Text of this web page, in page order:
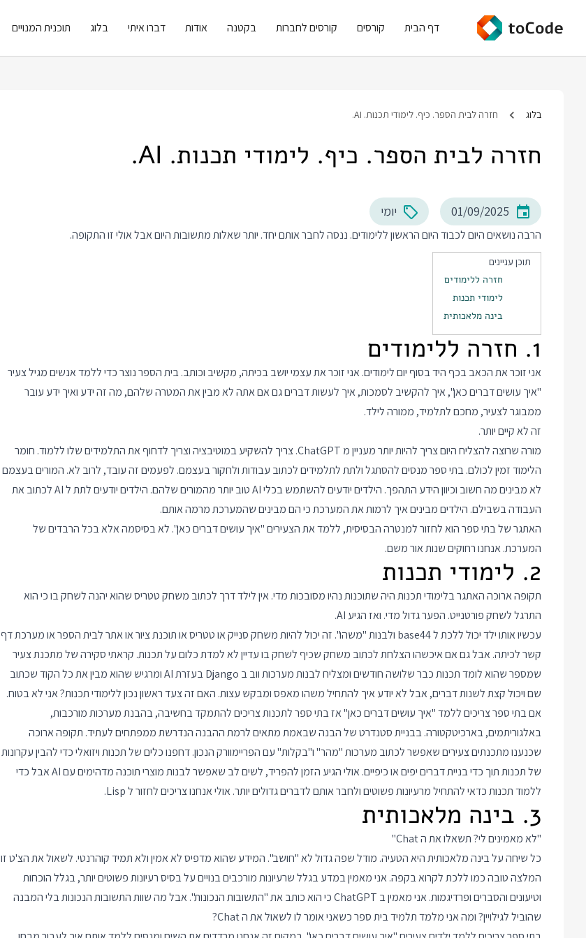
דף הבית קורסים קורסים לחברות בקטנה אודות דברו איתי בלוג תוכנית המנויים
בלוג חזרה לבית הספר. כיף. לימודי תכנות. AI.
חזרה לבית הספר. כיף. לימודי תכנות. AI.
01/09/2025 יומי
הרבה נושאים היום לכבוד היום הראשון ללימודים. ננסה לחבר אותם יחד. יותר שאלות מתשובות היום אבל אולי זו התקופה.
תוכן עניינים
חזרה ללימודים
לימודי תכנות
בינה מלאכותית
1. חזרה ללימודים
אני זוכר את הכאב בכף היד בסוף יום לימודים. אני זוכר את עצמי יושב בכיתה, מקשיב וכותב. בית הספר נוצר כדי ללמד אנשים מגיל צעיר
"איך עושים דברים כאן", איך להקשיב לסמכות, איך לעשות דברים גם אם אתה לא מבין את המטרה שלהם, מה זה ידע ואיך ידע עובר
ממבוגר לצעיר, מחכם לתלמיד, ממורה לילד.
זה לא קיים יותר.
מורה שרוצה להצליח היום צריך להיות יותר מעניין מ ChatGPT. צריך להשקיע במוטיבציה וצריך לדחוף את התלמידים שלו ללמוד. חומר
הלימוד זמין לכולם. בתי ספר מנסים להסתגל ולתת לתלמידים לכתוב עבודות ולחקור בעצמם. לפעמים זה עובד, לרוב לא. המורים בעצמם
לא מבינים מה חשוב וכיוון הידע התהפך. הילדים יודעים להשתמש בכלי AI טוב יותר מהמורים שלהם. הילדים יודעים לתת ל AI לכתוב את
העבודה בשבילם. הילדים מבינים איך לרמות את המערכת כי הם מבינים שהמערכת מרמה אותם.
האתגר של בתי ספר הוא לחזור למנטרה הבסיסית, ללמד את הצעירים "איך עושים דברים כאן". לא בסיסמה אלא בכל הרבדים של
המערכת. אנחנו רחוקים שנות אור משם.
2. לימודי תכנות
תקופה ארוכה האתגר בלימודי תכנות היה שתוכנות נהיו מסובכות מדי. אין לילד דרך לכתוב משחק טטריס שהוא יהנה לשחק בו כי הוא
התרגל לשחק פורטנייט. הפער גדול מדי. ואז הגיע AI.
עכשיו אותו ילד יכול ללכת ל base44 ולבנות "משהו". זה יכול להיות משחק סנייק או טטריס או תוכנת ציור או אתר לבית הספר או מערכת דף
קשר לכיתה. אבל גם אם איכשהו הצלחת לכתוב משחק שכיף לשחק בו עדיין לא למדת כלום על תכנות. קראתי סקירה של מתכנת צעיר
שמספר שהוא לומד תכנות כבר שלושה חודשים ומצליח לבנות מערכות ווב ב Django בעזרת AI ומרגיש שהוא מבין את כל הקוד שכתוב
שם ויכול קצת לשנות דברים, אבל לא יודע איך להתחיל משהו מאפס ומבקש עצות. האם זה צעד ראשון נכון ללימודי תכנות? אני לא בטוח.
אם בתי ספר צריכים ללמד "איך עושים דברים כאן" אז בתי ספר לתכנות צריכים להתמקד בחשיבה, בהבנת מערכות מורכבות,
באלגוריתמים, בארכיטקטורה. בבניית סטנדרט של הבנה שבאמת מתאים לרמת ההבנה הנדרשת ממפתחים לעתיד. תקופה ארוכה
שכנענו מתכנתים צעירים שאפשר לכתוב מערכות "מהר" ו"בקלות" עם הפריימוורק הנכון. דחפנו כלים של תכנות ויזואלי כדי להבין עקרונות
של תכנות תוך כדי בניית דברים יפים או כיפיים. אולי הגיע הזמן להפריד, לשים לב שאפשר לבנות מוצרי תוכנה מדהימים עם AI אבל כדי
ללמוד תכנות כדאי להתחיל מרעיונות פשוטים ולחבר אותם לדברים גדולים יותר. אולי אנחנו צריכים לחזור ל Lisp.
3. בינה מלאכותית
"לא מאמינים לי? תשאלו את ה Chat"
כל שיחה על בינה מלאכותית היא הטעיה. מודל שפה גדול לא "חושב". המידע שהוא מדפיס לא אמין ולא תמיד קוהרנטי. לשאול את הצ'ט זו
המלצה טובה כמו ללכת לקרוא בקפה. אני מאמין במדע בגלל שרעיונות מורכבים בנויים על בסיס רעיונות פשוטים יותר, בגלל הוכחות
וטיעונים והסברים ופרדיגמות. אני מאמין ב ChatGPT כי הוא כותב את "התשובות הנכונות". אבל מה שוות התשובות הנכונות בלי המבנה
שהוביל לגילויין? ומה אני מלמד תלמיד בית ספר כשאני אומר לו לשאול את ה Chat?